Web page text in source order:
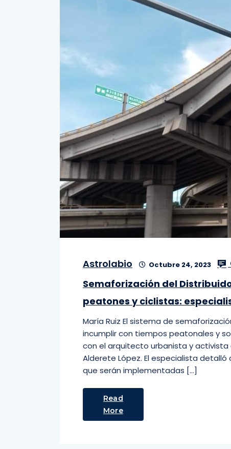
Astrolabio Octubre 24, 2023
Semaforización del
peatones y ciclistas:
María Ruiz El sistema de
incumplir con tiempos peatonales y
con el arquitecto urbanista y activista
Alderete López. El especialista
que serán implementadas […]
Read
More